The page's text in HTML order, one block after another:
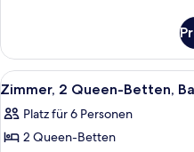
2 Queen-
Betten
Alle
Fotos
für
Zimmer,
3
Zimmer, 2 Queen-Betten,
Platz für 6 Personen
2 Queen-Betten